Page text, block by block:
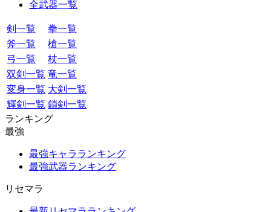
全武器一覧
剣一覧
拳一覧
斧一覧
槍一覧
弓一覧
杖一覧
双剣一覧 竜一覧
変身一覧 大剣一覧
輝剣一覧 鎖剣一覧
ランキング
最強
最強キャラランキング
最強武器ランキング
リセマラ